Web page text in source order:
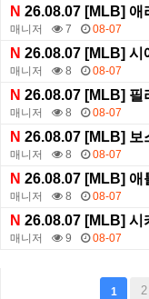
N 26.08.07 [MLB] 애
매니저 7 08-07
N 26.08.07 [MLB] 시
매니저 8 08-07
N 26.08.07 [MLB] 필
매니저 8 08-07
N 26.08.07 [MLB] 보
매니저 8 08-07
N 26.08.07 [MLB] 애
매니저 8 08-07
N 26.08.07 [MLB] 시
매니저 9 08-07
1 2